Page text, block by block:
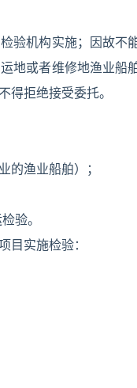
验机构实施；因故不
地或者维修地渔业船
拒绝接受委托。
的渔业船舶）；
验。
目实施检验：